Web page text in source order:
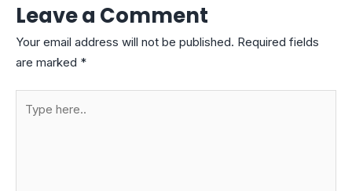
Leave a Comment
Your email address will not be published. Required fields
are marked *
here..